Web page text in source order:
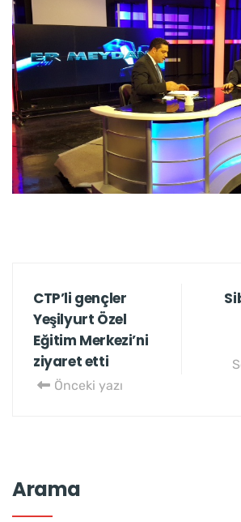
CTP’li gençler
Yeşilyurt Özel
Eğitim Merkezi’ni
ziyaret etti
Önceki yazı
Arama